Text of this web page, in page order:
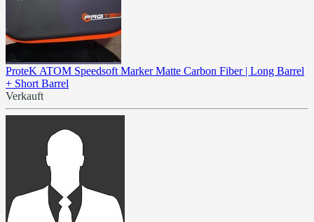
ProteK ATOM Speedsoft Marker Matte Carbon Fiber | Long Barrel
+ Short Barrel
Verkauft